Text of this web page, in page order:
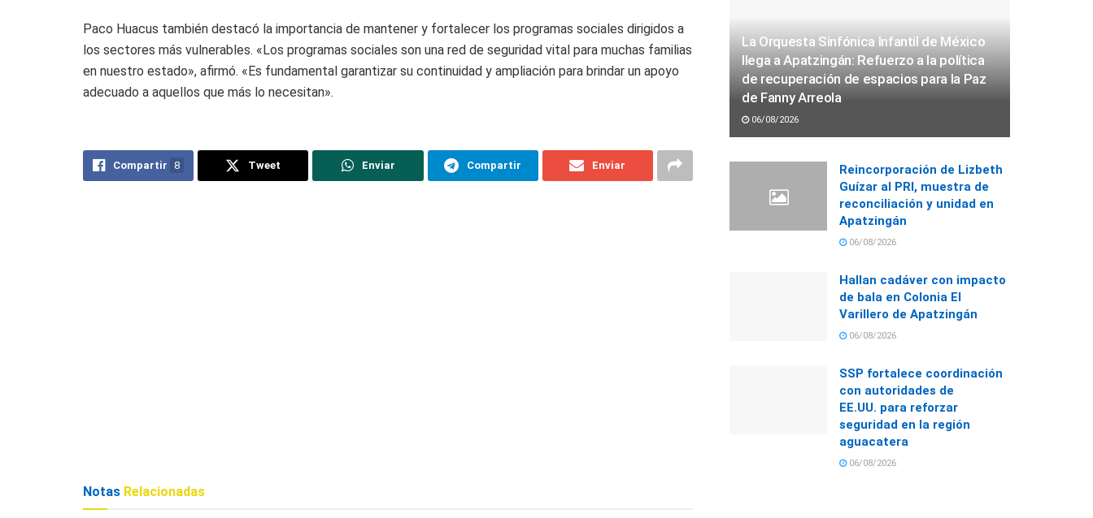
Paco Huacus también destacó la importancia de mantener y fortalecer los programas sociales dirigidos a
los sectores más vulnerables. «Los programas sociales son una red de seguridad vital para muchas familias
en nuestro estado», afirmó. «Es fundamental garantizar su continuidad y ampliación para brindar un apoyo
adecuado a aquellos que más lo necesitan».
Compartir 8 Tweet Enviar Compartir Enviar
Notas Relacionadas
La Orquesta Sinfónica Infantil de México
llega a Apatzingán: Refuerzo a la política
de recuperación de espacios para la Paz
de Fanny Arreola
06/08/2026
Reincorporación de Lizbeth
Guízar al PRI, muestra de
reconciliación y unidad en
Apatzingán
06/08/2026
Hallan cadáver con impacto
de bala en Colonia El
Varillero de Apatzingán
06/08/2026
SSP fortalece coordinación
con autoridades de
EE.UU. para reforzar
seguridad en la región
aguacatera
06/08/2026